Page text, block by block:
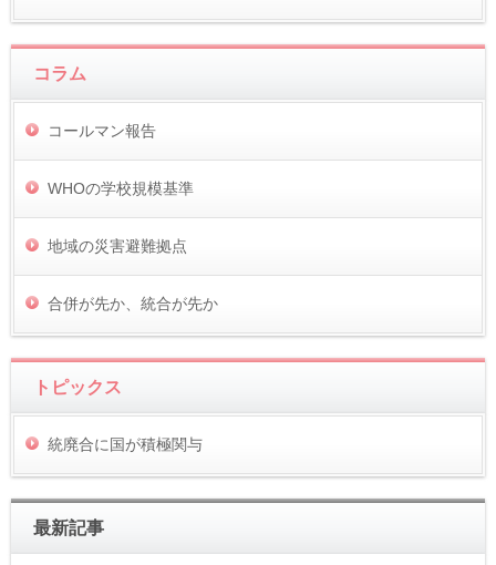
コラム
コールマン報告
WHOの学校規模基準
地域の災害避難拠点
合併が先か、統合が先か
トピックス
統廃合に国が積極関与
最新記事